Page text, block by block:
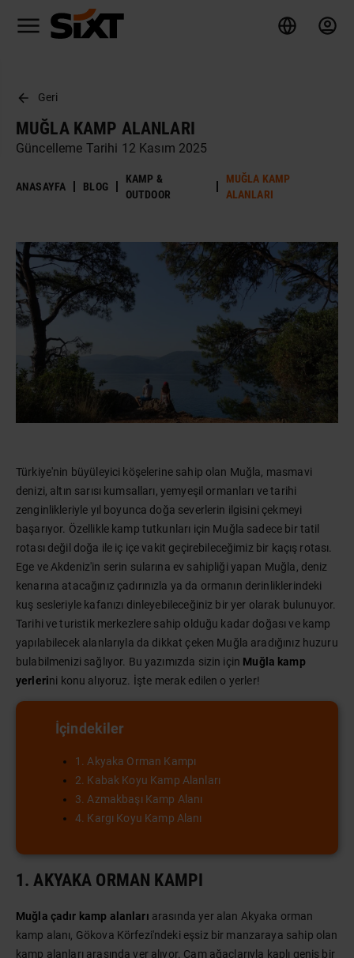
Geri
MUĞLA KAMP ALANLARI
Güncelleme Tarihi 12 Kasım 2025
ANASAYFA BLOG
KAMP &
OUTDOOR
MUĞLA KAMP
ALANLARI
Türkiye'nin büyüleyici köşelerine sahip olan Muğla, masmavi
denizi, altın sarısı kumsalları, yemyeşil ormanları ve tarihi
zenginlikleriyle yıl boyunca doğa severlerin ilgisini çekmeyi
başarıyor. Özellikle kamp tutkunları için Muğla sadece bir tatil
rotası değil doğa ile iç içe vakit geçirebileceğimiz bir kaçış rotası.
Ege ve Akdeniz'in serin sularına ev sahipliği yapan Muğla, deniz
kenarına atacağınız çadırınızla ya da ormanın derinliklerindeki
kuş sesleriyle kafanızı dinleyebileceğiniz bir yer olarak bulunuyor.
Tarihi ve turistik merkezlere sahip olduğu kadar doğası ve kamp
yapılabilecek alanlarıyla da dikkat çeken Muğla aradığınız huzuru
bulabilmenizi sağlıyor. Bu yazımızda sizin için Muğla kamp
yerlerini konu alıyoruz. İşte merak edilen o yerler!
İçindekiler
1. Akyaka Orman Kampı
2. Kabak Koyu Kamp Alanları
3. Azmakbaşı Kamp Alanı
4. Kargı Koyu Kamp Alanı
1. AKYAKA ORMAN KAMPI
Muğla çadır kamp alanları arasında yer alan Akyaka orman
kamp alanı, Gökova Körfezi'ndeki eşsiz bir manzaraya sahip olan
kamp alanları arasında yer alıyor. Çam ağaçlarıyla kaplı geniş bir